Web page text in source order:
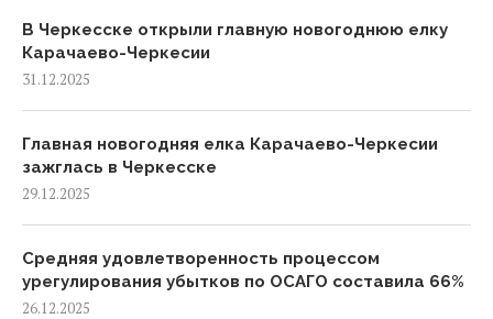
В Черкесске открыли главную новогоднюю елку
Карачаево-Черкесии
31.12.2025
Главная новогодняя елка Карачаево-Черкесии
зажглась в Черкесске
29.12.2025
Средняя удовлетворенность процессом
урегулирования убытков по ОСАГО составила 66%
26.12.2025